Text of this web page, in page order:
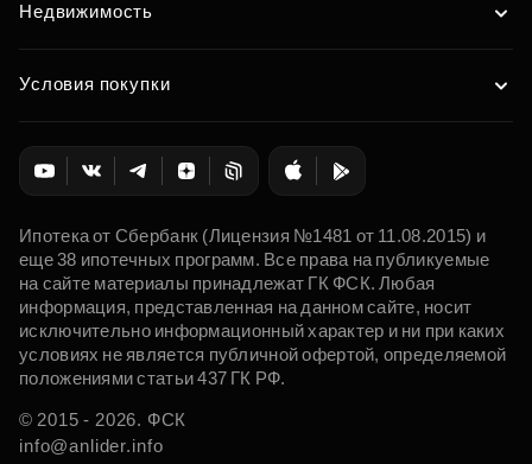
Недвижимость
Условия покупки
Ипотека от Сбербанк (Лицензия №1481 от 11.08.2015) и
еще 38 ипотечных программ. Все права на публикуемые
на сайте материалы принадлежат ГК ФСК. Любая
информация, представленная на данном сайте, носит
исключительно информационный характер и ни при каких
условиях не является публичной офертой, определяемой
положениями статьи 437 ГК РФ.
© 2015 - 2026. ФСК
info@anlider.info